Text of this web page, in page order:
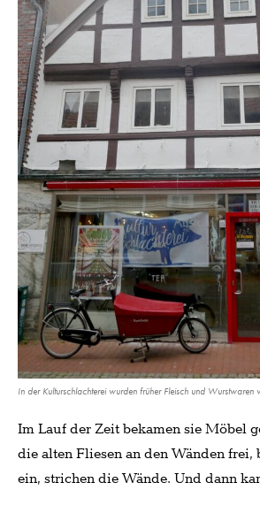
In der Kulturschlachterei wurden früher Fleisch und
Im Lauf der Zeit bekamen sie Möbel
die alten Fliesen an den Wänden frei,
ein, strichen die Wände. Und dann